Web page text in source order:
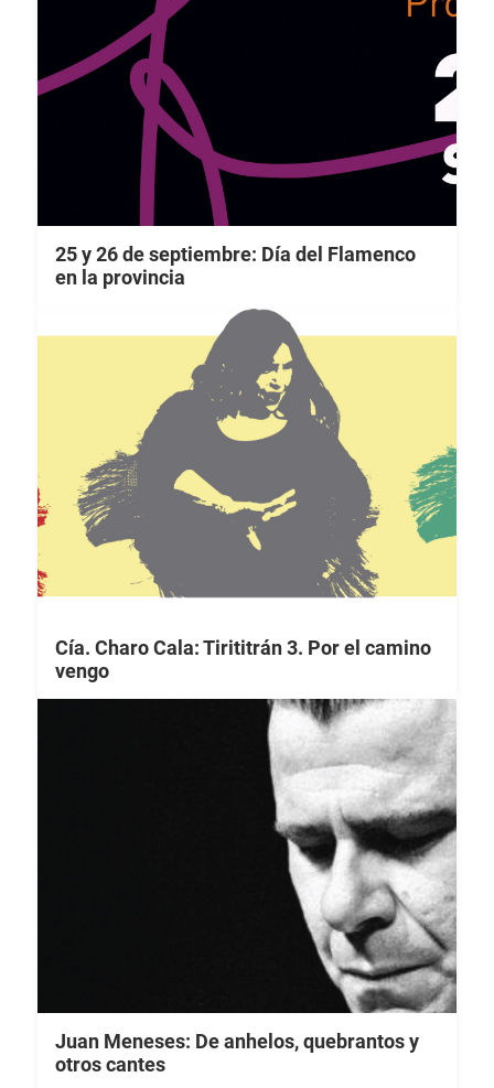
25 y 26 de septiembre: Día del Flamenco
en la provincia
Cía. Charo Cala: Tirititrán 3. Por el camino
vengo
Juan Meneses: De anhelos, quebrantos y
otros cantes